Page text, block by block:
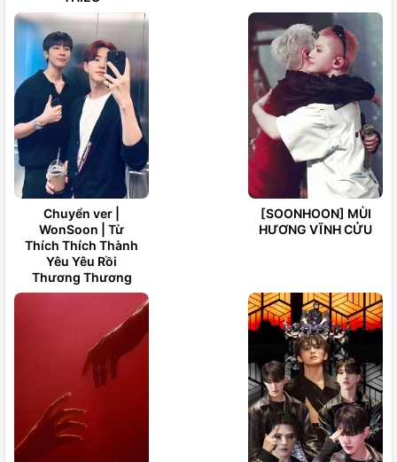
Chuyển ver |
WonSoon | Từ
Thích Thích Thành
Yêu Yêu Rồi
Thương Thương
[SOONHOON] MÙI
HƯƠNG VĨNH CỬU